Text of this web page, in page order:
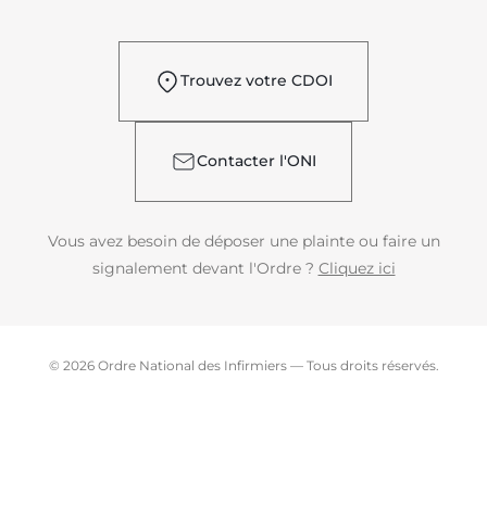
Trouvez votre CDOI
Contacter l'ONI
Vous avez besoin de déposer une plainte ou faire un
signalement devant l'Ordre ? Cliquez ici
© 2026 Ordre National des Infirmiers — Tous droits réservés.